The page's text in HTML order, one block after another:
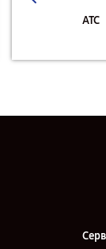
АТС